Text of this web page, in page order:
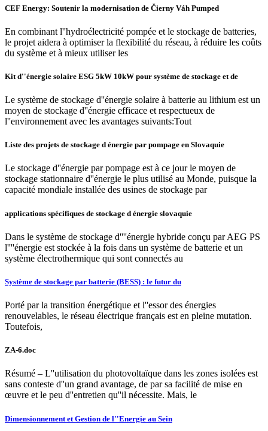
CEF Energy: Soutenir la modernisation de Čierny Váh Pumped
En combinant l''hydroélectricité pompée et le stockage de batteries,
le projet aidera à optimiser la flexibilité du réseau, à réduire les coûts
du système et à mieux utiliser les
Kit d''énergie solaire ESG 5kW 10kW pour système de stockage et de
Le système de stockage d''énergie solaire à batterie au lithium est un
moyen de stockage d''énergie efficace et respectueux de
l''environnement avec les avantages suivants:Tout
Liste des projets de stockage d énergie par pompage en Slovaquie
Le stockage d''énergie par pompage est à ce jour le moyen de
stockage stationnaire d''énergie le plus utilisé au Monde, puisque la
capacité mondiale installée des usines de stockage par
applications spécifiques de stockage d énergie slovaquie
Dans le système de stockage d''''énergie hybride conçu par AEG PS
l''''énergie est stockée à la fois dans un système de batterie et un
système électrothermique qui sont connectés au
Système de stockage par batterie (BESS) : le futur du
Porté par la transition énergétique et l''essor des énergies
renouvelables, le réseau électrique français est en pleine mutation.
Toutefois,
ZA-6.doc
Résumé – L''utilisation du photovoltaïque dans les zones isolées est
sans conteste d''un grand avantage, de par sa facilité de mise en
œuvre et le peu d''entretien qu''il nécessite. Mais, le
Dimensionnement et Gestion de l''Energie au Sein